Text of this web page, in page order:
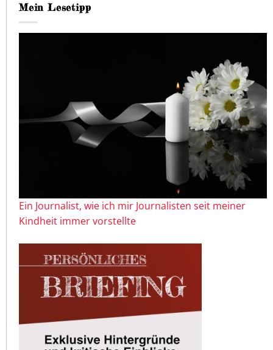
Mein Lesetipp
Ein Journalist, wie ich mir Journalisten seit meiner
Kindheit immer vorstellte